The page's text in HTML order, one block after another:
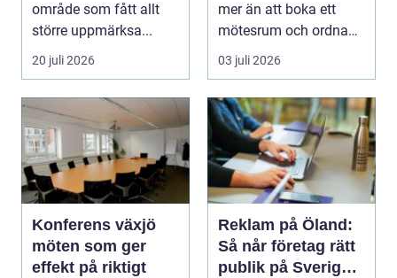
område som fått allt
större uppmärksa...
20 juli 2026
mer än att boka ett
mötesrum och ordna
fika. För många företag
03 juli 2026
Konferens växjö
möten som ger
effekt på riktigt
Reklam på Öland:
Så når företag rätt
publik på Sveriges